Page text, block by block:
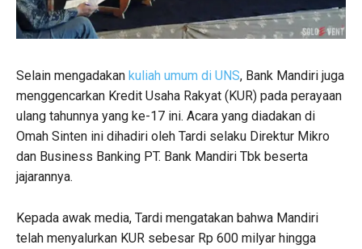
Selain mengadakan kuliah umum di UNS, Bank Mandiri juga
menggencarkan Kredit Usaha Rakyat (KUR) pada perayaan
ulang tahunnya yang ke-17 ini. Acara yang diadakan di
Omah Sinten ini dihadiri oleh Tardi selaku Direktur Mikro
dan Business Banking PT. Bank Mandiri Tbk beserta
jajarannya.
Kepada awak media, Tardi mengatakan bahwa Mandiri
telah menyalurkan KUR sebesar Rp 600 milyar hingga